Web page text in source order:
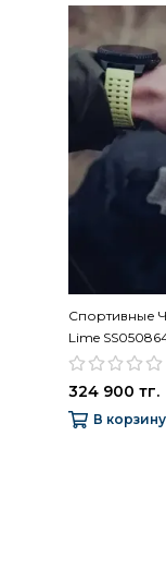
Спортивные
Lime
324 900 тг.
В корзину